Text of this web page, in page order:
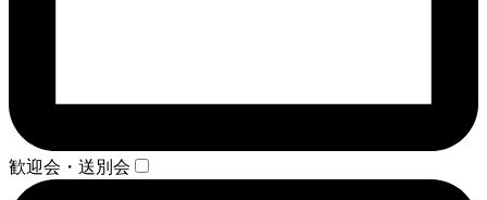
歓迎会・送別会